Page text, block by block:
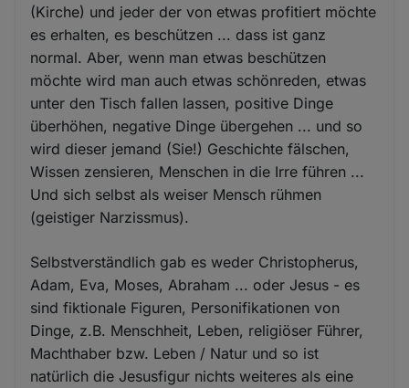
(Kirche) und jeder der von etwas profitiert möchte
es erhalten, es beschützen ... dass ist ganz
normal. Aber, wenn man etwas beschützen
möchte wird man auch etwas schönreden, etwas
unter den Tisch fallen lassen, positive Dinge
überhöhen, negative Dinge übergehen ... und so
wird dieser jemand (Sie!) Geschichte fälschen,
Wissen zensieren, Menschen in die Irre führen ...
Und sich selbst als weiser Mensch rühmen
(geistiger Narzissmus).
Selbstverständlich gab es weder Christopherus,
Adam, Eva, Moses, Abraham ... oder Jesus - es
sind fiktionale Figuren, Personifikationen von
Dinge, z.B. Menschheit, Leben, religiöser Führer,
Machthaber bzw. Leben / Natur und so ist
natürlich die Jesusfigur nichts weiteres als eine